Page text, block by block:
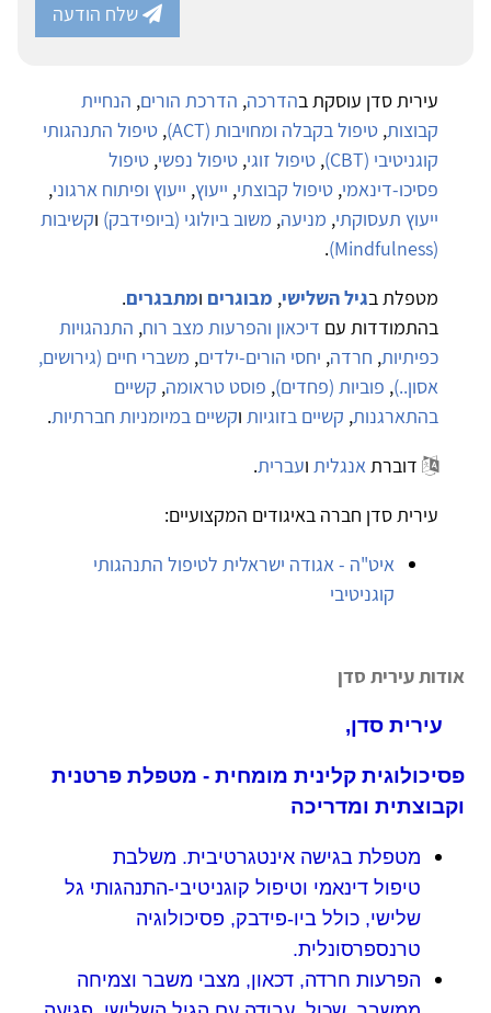
שלח הודעה
עירית סדן עוסקת בהדרכה, הדרכת הורים, הנחיית
קבוצות, טיפול בקבלה ומחויבות (ACT) , טיפול התנהגותי
קוגניטיבי (CBT)
, טיפול זוגי, טיפול נפשי, טיפול
פסיכו-דינאמי, טיפול קבוצתי, ייעוץ, ייעוץ ופיתוח ארגוני,
ייעוץ תעסוקתי, מניעה, משוב ביולוגי (ביופידבק) וקשיבות
(Mindfulness)
.
מטפלת בגיל השלישי, מבוגרים ומתבגרים.
בהתמודדות עם דיכאון והפרעות מצב רוח, התנהגויות
כפיתיות, חרדה, יחסי הורים-ילדים, משברי חיים (גירושים,
אסון..), פוביות (פחדים), פוסט טראומה, קשיים
בהתארגנות, קשיים בזוגיות וקשיים במיומניות חברתיות.
דוברתאנגלית ועברית.
עירית סדן חברה באיגודים המקצועיים:
איט"ה - אגודה ישראלית לטיפול התנהגותי
קוגניטיבי
אודות עירית סדן
עירית סדן,
פסיכולוגית קלינית מומחית - מטפלת פרטנית
וקבוצתית ומדריכה
מטפלת בגישה אינטגרטיבית. משלבת
טיפול דינאמי וטיפול קוגניטיבי-התנהגותי גל
שלישי, כולל ביו-פידבק, פסיכולוגיה
טרנספרסונלית.
הפרעות חרדה, דכאון, מצבי משבר וצמיחה